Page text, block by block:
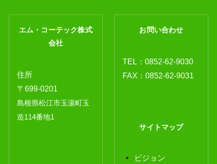
エム・コーテック株式
会社
住所
〒699-0201
島根県松江市玉湯町玉
造114番地1
お問い合わせ
TEL：0852-62-9030
FAX：0852-62-9031
サイトマップ
ビジョン